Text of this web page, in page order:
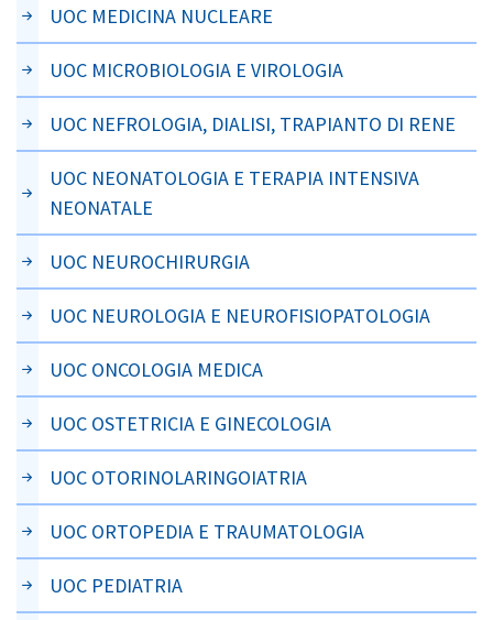
UOC MEDICINA NUCLEARE
UOC MICROBIOLOGIA E VIROLOGIA
UOC NEFROLOGIA, DIALISI, TRAPIANTO DI RENE
UOC NEONATOLOGIA E TERAPIA INTENSIVA
NEONATALE
UOC NEUROCHIRURGIA
UOC NEUROLOGIA E NEUROFISIOPATOLOGIA
UOC ONCOLOGIA MEDICA
UOC OSTETRICIA E GINECOLOGIA
UOC OTORINOLARINGOIATRIA
UOC ORTOPEDIA E TRAUMATOLOGIA
UOC PEDIATRIA